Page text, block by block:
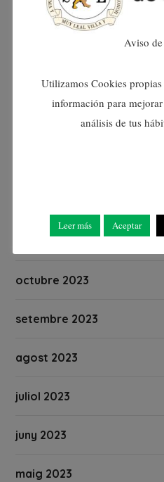
maig 2024
març 2024
febrer 2024
octubre 2023
setembre 2023
agost 2023
juliol 2023
juny 2023
maig 2023
Aviso
Utilizamos Cookies
información para
análisis de tus
Leer más Aceptar